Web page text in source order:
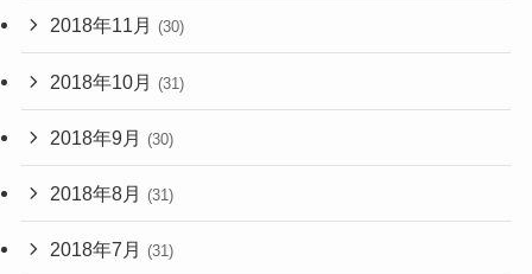
2018年11月 (30)
2018年10月 (31)
2018年9月 (30)
2018年8月 (31)
2018年7月 (31)